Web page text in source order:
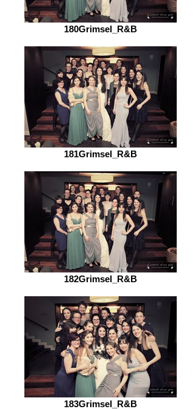
180Grimsel_R&B
181Grimsel_R&B
182Grimsel_R&B
183Grimsel_R&B